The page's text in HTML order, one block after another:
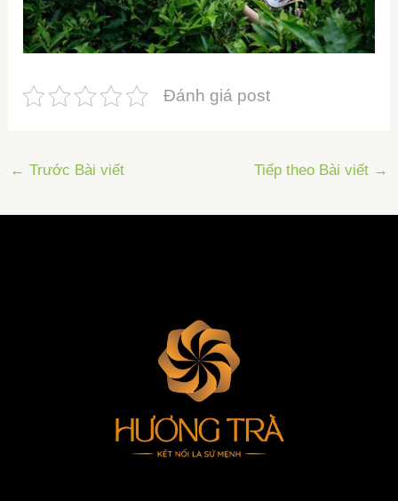
Đánh giá post
← Trước Bài viết Tiếp theo Bài viết →